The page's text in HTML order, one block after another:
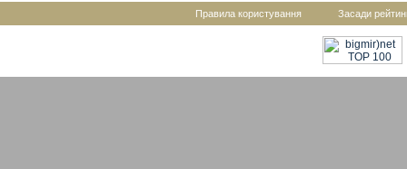
Правила користування Засади